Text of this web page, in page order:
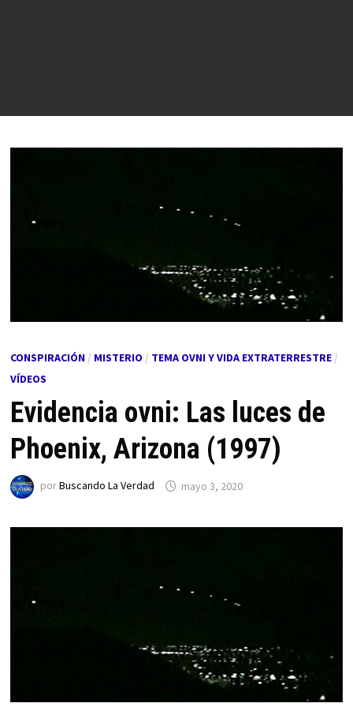
CONSPIRACIÓN/ MISTERIO / TEMA OVNI Y VIDA EXTRATERRESTRE/
VÍDEOS
Evidencia ovni: Las luces de
Phoenix, Arizona (1997)
porBuscando La Verdad mayo 3, 2020